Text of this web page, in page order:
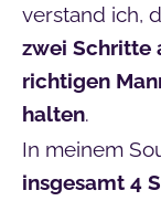
verstand ich,
zwei Schritte
richtigen
halten.
In meinem
insgesamt 4